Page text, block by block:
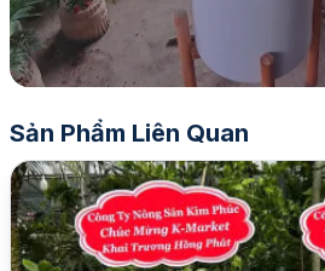
Sản Phẩm Liên Quan